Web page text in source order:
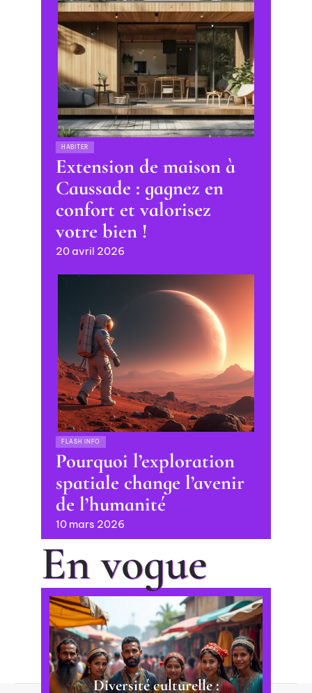
HABITER
Extension de maison à
Caussade : gagnez en
confort et valorisez
votre bien !
20 avril 2026
FLASH INFO
Pourquoi l’exploration
spatiale change l’avenir
de l’humanité
10 mars 2026
En vogue
Diversité culturelle :